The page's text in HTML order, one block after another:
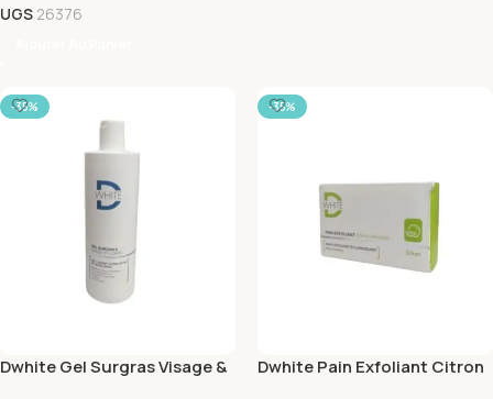
UGS 26376
-35%
Dwhite Gel Surgras Visage &
-35%
Dwhite Pain Exfoliant Citron